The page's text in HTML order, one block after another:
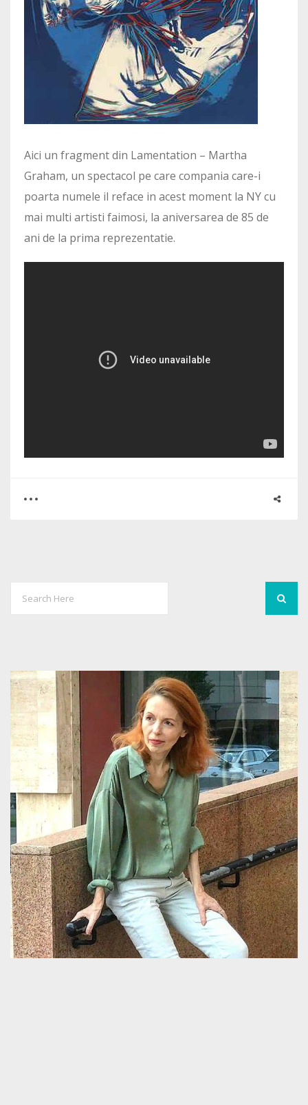
Aici un fragment din Lamentation – Martha
Graham, un spectacol pe care compania care-i
poarta numele il reface in acest moment la NY cu
mai multi artisti faimosi, la aniversarea de 85 de
ani de la prima reprezentatie.